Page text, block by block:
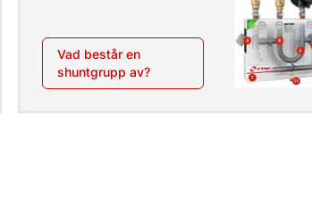
Vad består en
shuntgrupp av?